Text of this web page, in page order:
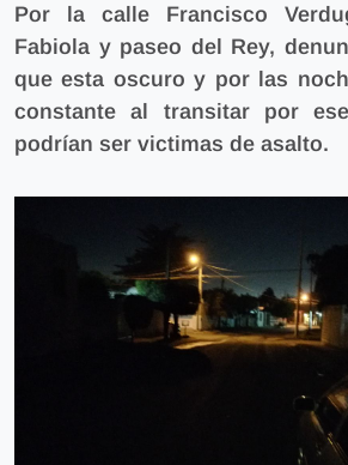
Por la calle Francisco
Fabiola y paseo del Rey,
que esta oscuro y por las
constante al transitar por
podrían ser victimas de asalto.